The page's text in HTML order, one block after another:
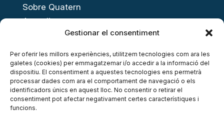
Gestionar el consentiment
Per oferir les millors experiències, utilitzem tecnologies com ara les
galetes (cookies) per emmagatzemar i/o accedir a la informació del
dispositiu. El consentiment a aquestes tecnologies ens permetrà
processar dades com ara el comportament de navegació o els
identificadors únics en aquest lloc. No consentir o retirar el
consentiment pot afectar negativament certes característiques i
funcions.
Sobre Quatern
Actualitat
Presenta el teu projecte
Open Innovation Day
Acompanyament a l’emprenedoria
Accés al finançament
Inversió privada
Networking i ecosistema